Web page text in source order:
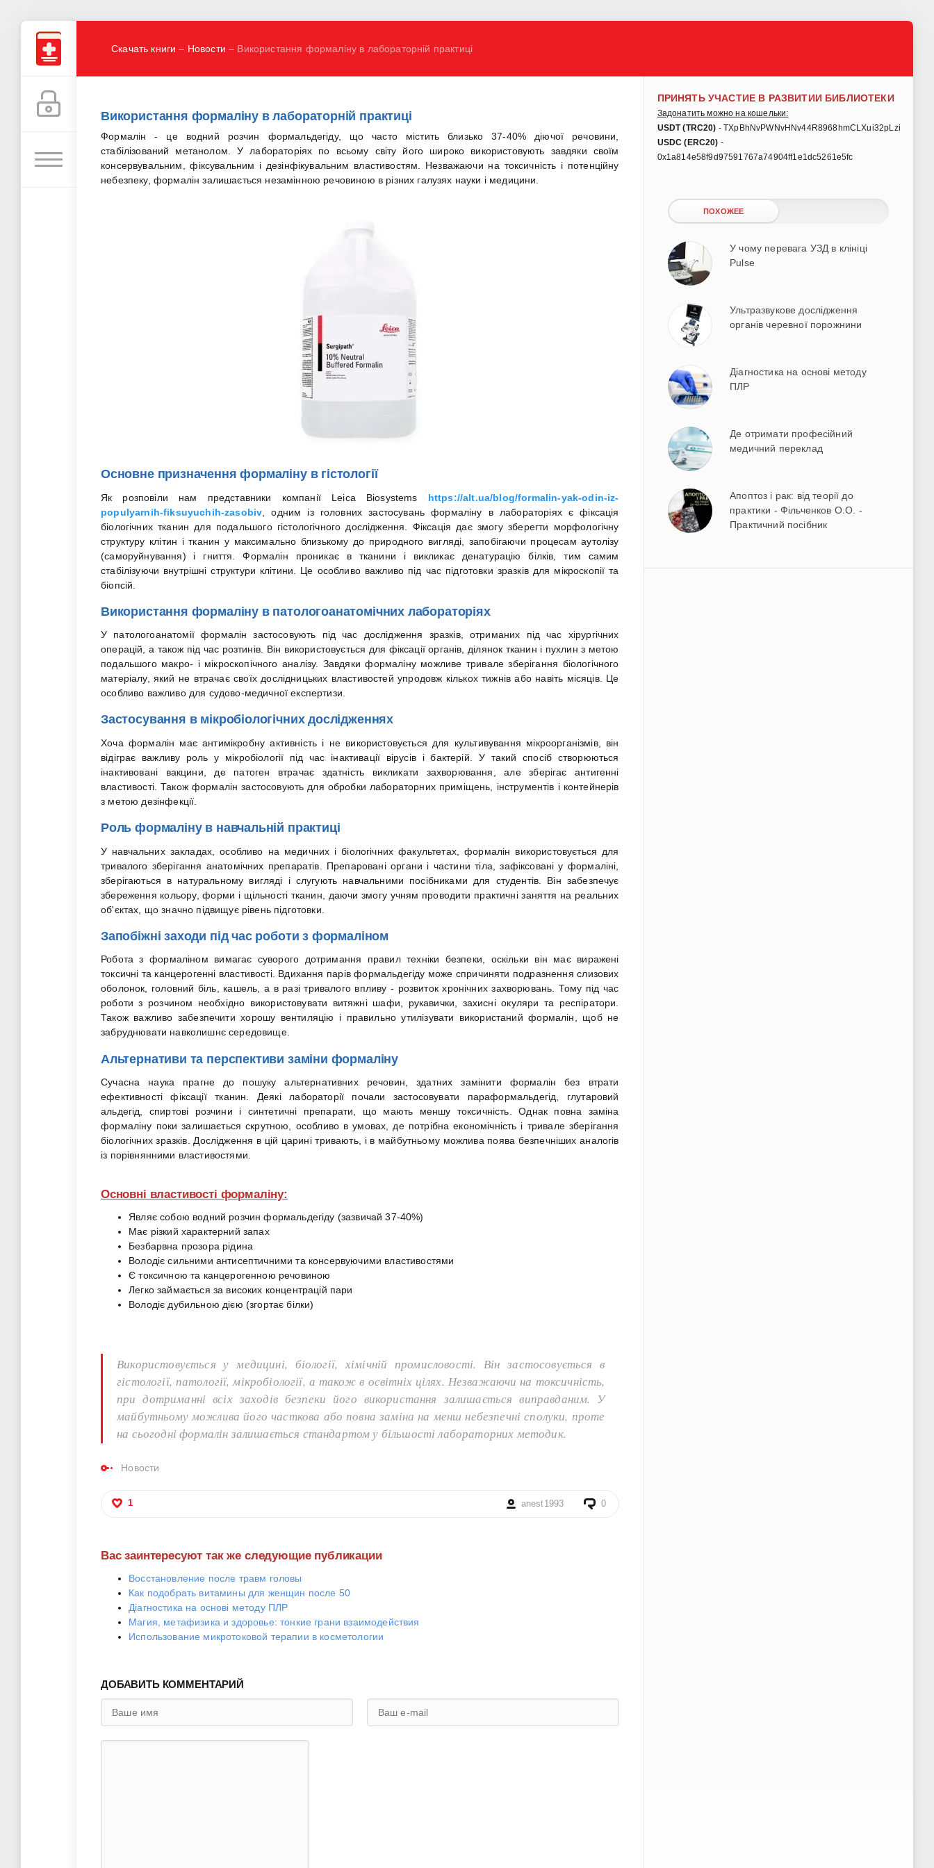
Скачать книги – Новости – Використання формаліну в лабораторній практиці
Використання формаліну в лабораторній практиці
Формалін - це водний розчин формальдегіду, що часто містить близько 37-40% діючої речовини,
стабілізований метанолом. У лабораторіях по всьому світу його широко використовують завдяки своїм
консервувальним, фіксувальним і дезінфікувальним властивостям. Незважаючи на токсичність і потенційну
небезпеку, формалін залишається незамінною речовиною в різних галузях науки і медицини.
Основне призначення формаліну в гістології
Як розповіли нам представники компанії Leica Biosystems https://alt.ua/blog/formalin-yak-odin-iz-
populyarnih-fiksuyuchih-zasobiv , одним із головних застосувань формаліну в лабораторіях є фіксація
біологічних тканин для подальшого гістологічного дослідження. Фіксація дає змогу зберегти морфологічну
структуру клітин і тканин у максимально близькому до природного вигляді, запобігаючи процесам аутолізу
(саморуйнування) і гниття. Формалін проникає в тканини і викликає денатурацію білків, тим самим
стабілізуючи внутрішні структури клітини. Це особливо важливо під час підготовки зразків для мікроскопії та
біопсій.
Використання формаліну в патологоанатомічних лабораторіях
У патологоанатомії формалін застосовують під час дослідження зразків, отриманих під час хірургічних
операцій, а також під час розтинів. Він використовується для фіксації органів, ділянок тканин і пухлин з метою
подальшого макро- і мікроскопічного аналізу. Завдяки формаліну можливе тривале зберігання біологічного
матеріалу, який не втрачає своїх дослідницьких властивостей упродовж кількох тижнів або навіть місяців. Це
особливо важливо для судово-медичної експертизи.
Застосування в мікробіологічних дослідженнях
Хоча формалін має антимікробну активність і не використовується для культивування мікроорганізмів, він
відіграє важливу роль у мікробіології під час інактивації вірусів і бактерій. У такий спосіб створюються
інактивовані вакцини, де патоген втрачає здатність викликати захворювання, але зберігає антигенні
властивості. Також формалін застосовують для обробки лабораторних приміщень, інструментів і контейнерів
з метою дезінфекції.
Роль формаліну в навчальній практиці
У навчальних закладах, особливо на медичних і біологічних факультетах, формалін використовується для
тривалого зберігання анатомічних препаратів. Препаровані органи і частини тіла, зафіксовані у формаліні,
зберігаються в натуральному вигляді і слугують навчальними посібниками для студентів. Він забезпечує
збереження кольору, форми і щільності тканин, даючи змогу учням проводити практичні заняття на реальних
об'єктах, що значно підвищує рівень підготовки.
Запобіжні заходи під час роботи з формаліном
Робота з формаліном вимагає суворого дотримання правил техніки безпеки, оскільки він має виражені
токсичні та канцерогенні властивості. Вдихання парів формальдегіду може спричиняти подразнення слизових
оболонок, головний біль, кашель, а в разі тривалого впливу - розвиток хронічних захворювань. Тому під час
роботи з розчином необхідно використовувати витяжні шафи, рукавички, захисні окуляри та респіратори.
Також важливо забезпечити хорошу вентиляцію і правильно утилізувати використаний формалін, щоб не
забруднювати навколишнє середовище.
Альтернативи та перспективи заміни формаліну
Сучасна наука прагне до пошуку альтернативних речовин, здатних замінити формалін без втрати
ефективності фіксації тканин. Деякі лабораторії почали застосовувати параформальдегід, глутаровий
альдегід, спиртові розчини і синтетичні препарати, що мають меншу токсичність. Однак повна заміна
формаліну поки залишається скрутною, особливо в умовах, де потрібна економічність і тривале зберігання
біологічних зразків. Дослідження в цій царині тривають, і в майбутньому можлива поява безпечніших аналогів
із порівнянними властивостями.
Основні властивості формаліну:
Являє собою водний розчин формальдегіду (зазвичай 37-40%)
Має різкий характерний запах
Безбарвна прозора рідина
Володіє сильними антисептичними та консервуючими властивостями
Є токсичною та канцерогенною речовиною
Легко займається за високих концентрацій пари
Володіє дубильною дією (згортає білки)
Використовується у медицині, біології, хімічній промисловості. Він застосовується в
гістології, патології, мікробіології, а також в освітніх цілях. Незважаючи на токсичність,
при дотриманні всіх заходів безпеки його використання залишається виправданим. У
майбутньому можлива його часткова або повна заміна на менш небезпечні сполуки, проте
на сьогодні формалін залишається стандартом у більшості лабораторних методик.
Новости
1 anest1993 0
Вас заинтересуют так же следующие публикации
Восстановление после травм головы
Как подобрать витамины для женщин после 50
Діагностика на основі методу ПЛР
Магия, метафизика и здоровье: тонкие грани взаимодействия
Использование микротоковой терапии в косметологии
ДОБАВИТЬ КОММЕНТАРИЙ
ПРИНЯТЬ УЧАСТИЕ В РАЗВИТИИ БИБЛИОТЕКИ
Задонатить можно на кошельки:
USDT (TRC20) - TXpBhNvPWNvHNv44R8968hmCLXui32pLzi
USDC (ERC20) -
0x1a814e58f9d97591767a74904ff1e1dc5261e5fc
ПОХОЖЕЕ
У чому перевага УЗД в клініці
Pulse
Ультразвукове дослідження
органів черевної порожнини
Діагностика на основі методу
ПЛР
Де отримати професійний
медичний переклад
Апоптоз і рак: від теорії до
практики - Фільченков О.О. -
Практичний посібник